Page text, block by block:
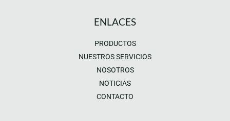
ENLACES
PRODUCTOS
NUESTROS SERVICIOS
NOSOTROS
NOTICIAS
CONTACTO